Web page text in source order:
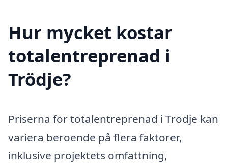
Hur mycket kostar
totalentreprenad i
Trödje?
Priserna för totalentreprenad i Trödje kan
variera beroende på flera faktorer,
inklusive projektets omfattning,